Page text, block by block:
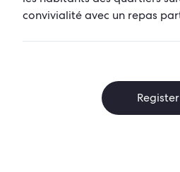
convivialité avec un repas
Register